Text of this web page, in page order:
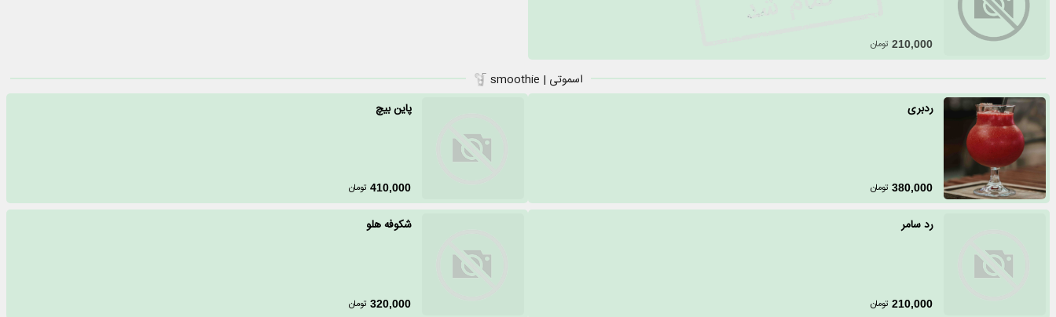
210,000 تومان
اسموتی | smoothie
ردبری
380,000 تومان
پاین بیچ
410,000 تومان
رد سامر
210,000 تومان
شکوفه هلو
320,000 تومان